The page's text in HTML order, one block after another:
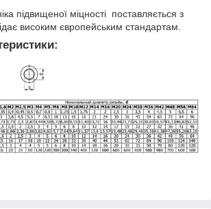
підвищеної міцності поставляється з
високим європейським стандартам.